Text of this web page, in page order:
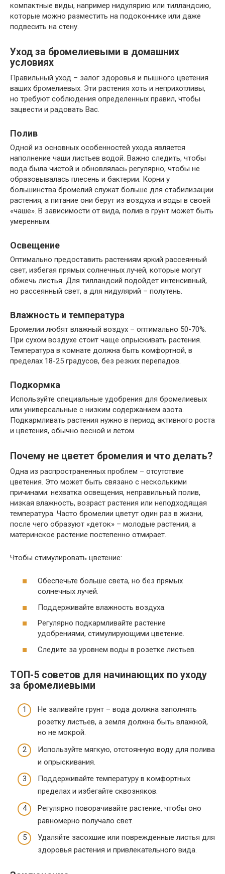
компактные виды, например нидулярию или тилландсию,
которые можно разместить на подоконнике или даже
подвесить на стену.
Уход за бромелиевыми в домашних
условиях
Правильный уход – залог здоровья и пышного цветения
ваших бромелиевых. Эти растения хоть и неприхотливы,
но требуют соблюдения определенных правил, чтобы
зацвести и радовать Вас.
Полив
Одной из основных особенностей ухода является
наполнение чаши листьев водой. Важно следить, чтобы
вода была чистой и обновлялась регулярно, чтобы не
образовывалась плесень и бактерии. Корни у
большинства бромелий служат больше для стабилизации
растения, а питание они берут из воздуха и воды в своей
«чаше». В зависимости от вида, полив в грунт может быть
умеренным.
Освещение
Оптимально предоставить растениям яркий рассеянный
свет, избегая прямых солнечных лучей, которые могут
обжечь листья. Для тилландсий подойдет интенсивный,
но рассеянный свет, а для нидулярий – полутень.
Влажность и температура
Бромелии любят влажный воздух – оптимально 50-70%.
При сухом воздухе стоит чаще опрыскивать растения.
Температура в комнате должна быть комфортной, в
пределах 18-25 градусов, без резких перепадов.
Подкормка
Используйте специальные удобрения для бромелиевых
или универсальные с низким содержанием азота.
Подкармливать растения нужно в период активного роста
и цветения, обычно весной и летом.
Почему не цветет бромелия и что делать?
Одна из распространенных проблем – отсутствие
цветения. Это может быть связано с несколькими
причинами: нехватка освещения, неправильный полив,
низкая влажность, возраст растения или неподходящая
температура. Часто бромелии цветут один раз в жизни,
после чего образуют «деток» – молодые растения, а
материнское растение постепенно отмирает.
Чтобы стимулировать цветение:
Обеспечьте больше света, но без прямых
солнечных лучей.
Поддерживайте влажность воздуха.
Регулярно подкармливайте растение
удобрениями, стимулирующими цветение.
Следите за уровнем воды в розетке листьев.
ТОП-5 советов для начинающих по уходу
за бромелиевыми
Не заливайте грунт – вода должна заполнять
розетку листьев, а земля должна быть влажной,
но не мокрой.
Используйте мягкую, отстоянную воду для полива
и опрыскивания.
Поддерживайте температуру в комфортных
пределах и избегайте сквозняков.
Регулярно поворачивайте растение, чтобы оно
равномерно получало свет.
Удаляйте засохшие или поврежденные листья для
здоровья растения и привлекательного вида.